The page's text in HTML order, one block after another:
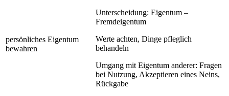
persönliches Eigentum
bewahren
Unterscheidung: Eigentum –
Fremdeigentum
Werte achten, Dinge pfleglich
behandeln
Umgang mit Eigentum anderer: Fragen
bei Nutzung, Akzeptieren eines Neins,
Rückgabe